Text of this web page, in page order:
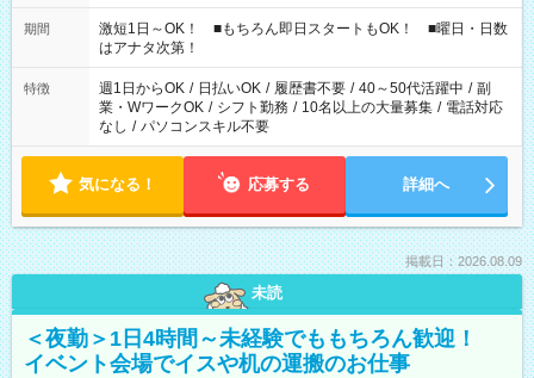
シフトもございます！ お気軽にご相談ください！
期間
激短1日～OK！ ■もちろん即日スタートもOK！ ■曜日・日数
はアナタ次第！
特徴 週1日からOK / 日払いOK / 履歴書不要 / 40～50代活躍中 / 副
業・WワークOK / シフト勤務 / 10名以上の大量募集 / 電話対応
なし / パソコンスキル不要
気になる！ 応募する 詳細へ
掲載日：2026.08.09
未読
＜夜勤＞1日4時間～未経験でももちろん歓迎！
イベント会場でイスや机の運搬のお仕事